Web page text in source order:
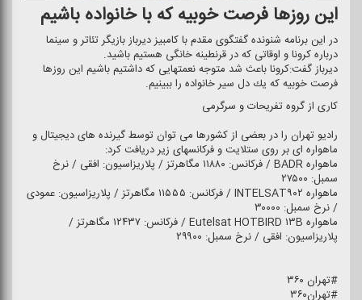
این روزها فرصت خوبیه كه با خانواده باشیم
در این برنامه شنونده گفتگوی مقدم با كامبیز دیرباز بازیگر تئاتر و سینما
درباره كرونا و اوقاتی كه در قرنطینه خانگی هستیم باشید.
دیرباز گفت:كرونا باعث شد متوجه نعمتهایی كه داشتیم باشیم این روزها
فرصت خوبیه كه یك دل سیر خانواده را ببینیم.
كاری از گروه تفریحات و سرگرمی
رادیو تهران را در بعضی از كشورها می توان توسط گیرنده های دیجیتال و
ماهواره ای بر روی ستلایت و فركانسهای زیر دریافت كرد:
ماهواره BADR / فركانس: ۱۱۸۸۰ مگاهرتز / پلاریزاسیون: افقی / نرخ
سمبل: ۲۷۵۰۰
ماهواره INTELSAT۹۰۲ / فركانس: ۱۱۵۵۵ مگاهرتز / پلاریزاسیون: عمودی
/ نرخ سمبل: ۳۰۰۰۰
ماهواره Eutelsat HOTBIRD ۱۳B / فركانس: ۱۲۴۳۷ مگاهرتز /
پلاریزاسیون: افقی / نرخ سمبل: ۲۹۹۰۰
#تهران ۳۶۰
#تهران۳۶۰